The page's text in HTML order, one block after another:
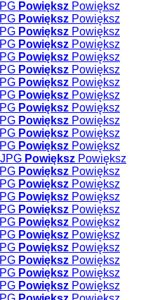
Powiększ Powiększ
Powiększ Powiększ
Powiększ Powiększ
Powiększ Powiększ
Powiększ Powiększ
Powiększ Powiększ
Powiększ Powiększ
Powiększ Powiększ
Powiększ Powiększ
Powiększ Powiększ
Powiększ Powiększ
Powiększ Powiększ
Powiększ Powiększ
Powiększ Powiększ
Powiększ Powiększ
Powiększ Powiększ
Powiększ Powiększ
Powiększ Powiększ
Powiększ Powiększ
Powiększ Powiększ
Powiększ Powiększ
Powiększ Powiększ
Powiększ Powiększ